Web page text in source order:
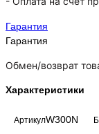
Гарантия
Гарантия
Обмен/возврат
Характеристики
АртикулW300N